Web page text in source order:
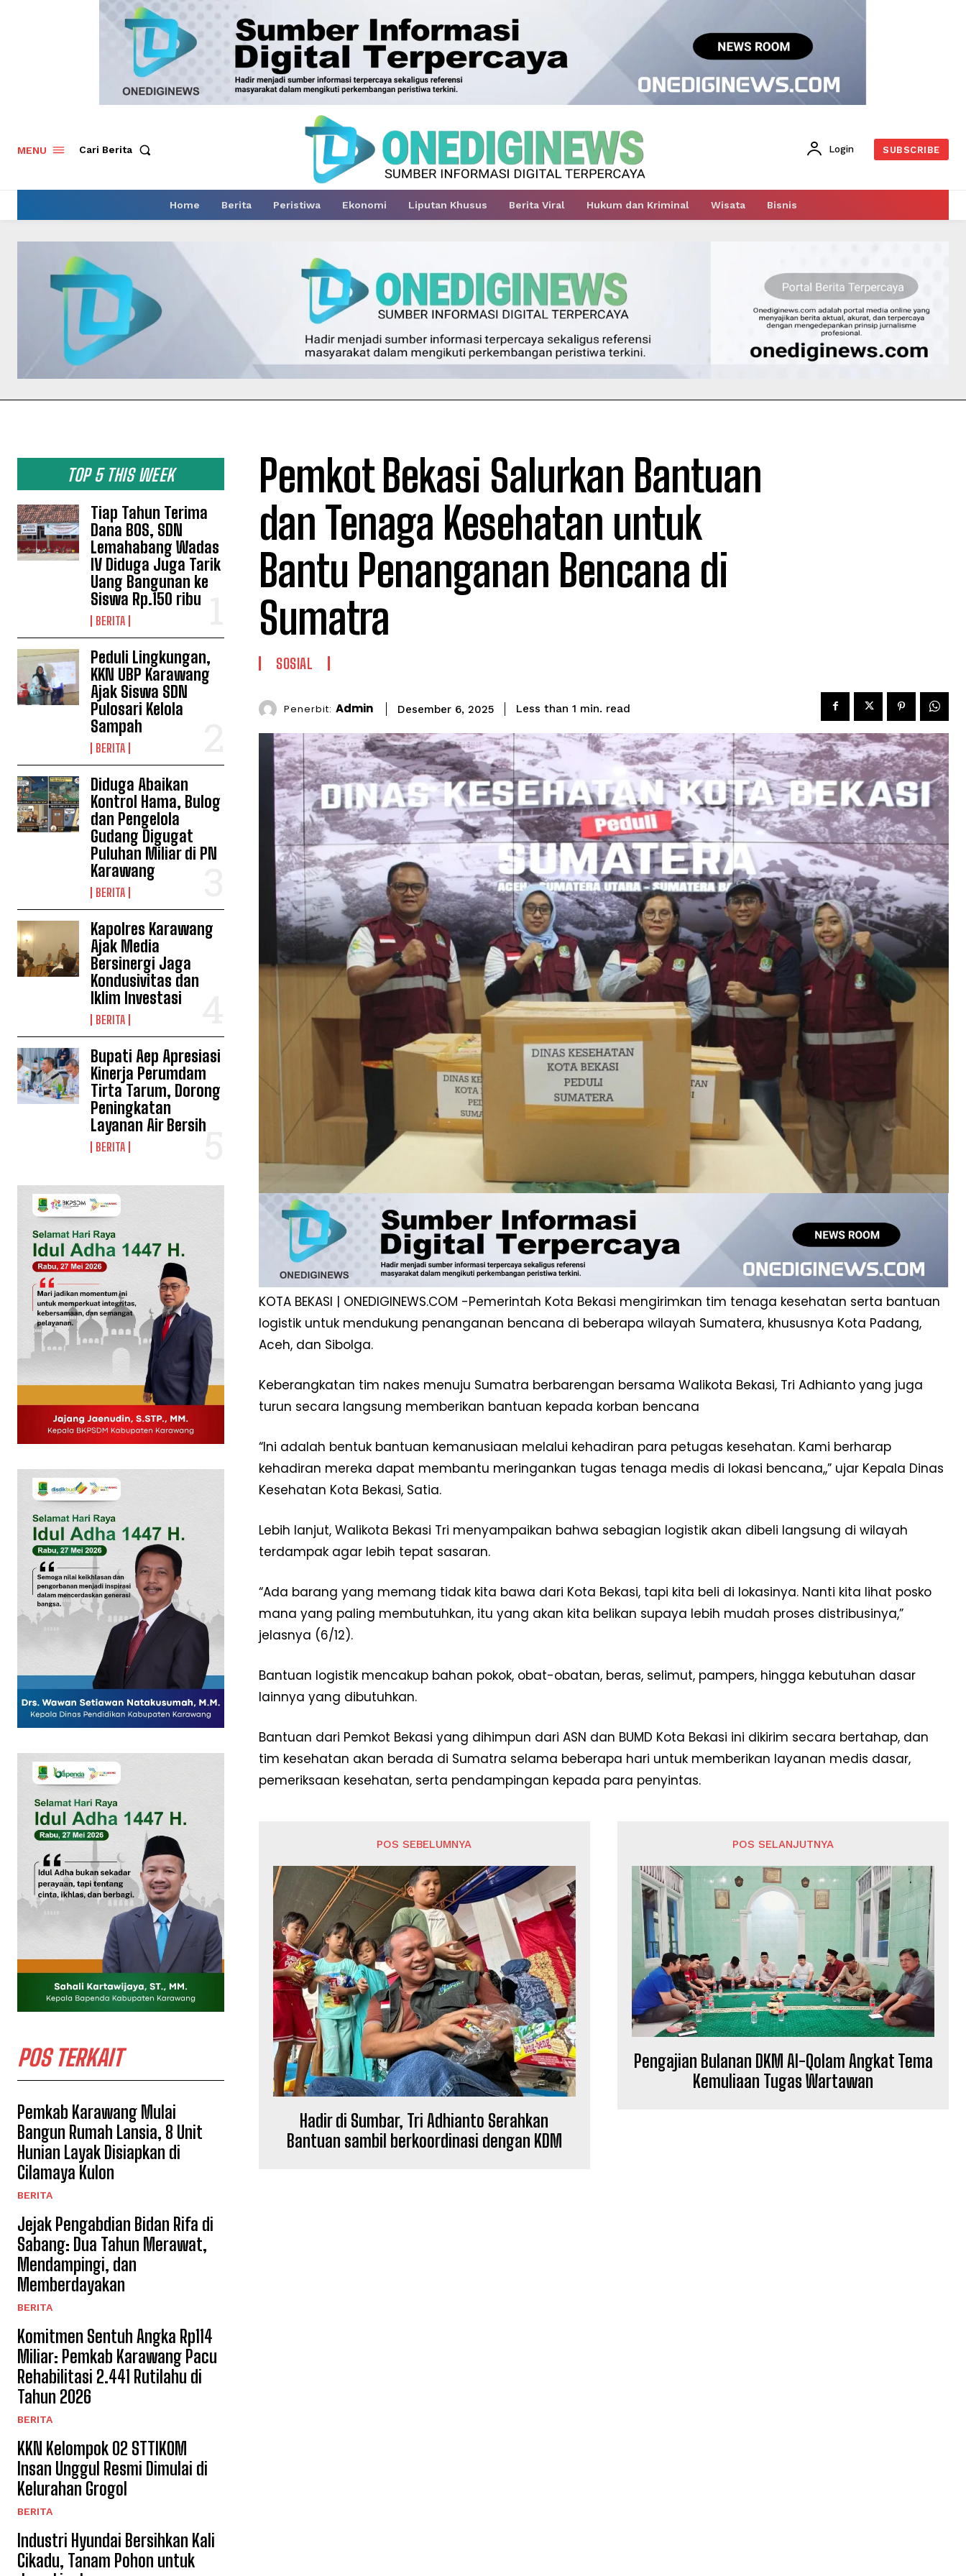
Company
Kontak Kami
Redaksi
Indeks Berita
MENU Cari Berita Login SUBSCRIBE
Home Berita Peristiwa Ekonomi Liputan Khusus Berita Viral Hukum dan Kriminal Wisata Bisnis
TOP 5 THIS WEEK
Tiap Tahun Terima
Dana BOS, SDN
Lemahabang Wadas
IV Diduga Juga Tarik
Uang Bangunan ke
Siswa Rp.150 ribu
BERITA
Peduli Lingkungan,
KKN UBP Karawang
Ajak Siswa SDN
Pulosari Kelola
Sampah
BERITA
Diduga Abaikan
Kontrol Hama, Bulog
dan Pengelola
Gudang Digugat
Puluhan Miliar di PN
Karawang
BERITA
Kapolres Karawang
Ajak Media
Bersinergi Jaga
Kondusivitas dan
Iklim Investasi
BERITA
Bupati Aep Apresiasi
Kinerja Perumdam
Tirta Tarum, Dorong
Peningkatan
Layanan Air Bersih
BERITA
POS TERKAIT
Pemkab Karawang Mulai
Bangun Rumah Lansia, 8 Unit
Hunian Layak Disiapkan di
Cilamaya Kulon
BERITA
Jejak Pengabdian Bidan Rifa di
Sabang: Dua Tahun Merawat,
Mendampingi, dan
Memberdayakan
BERITA
Komitmen Sentuh Angka Rp114
Miliar: Pemkab Karawang Pacu
Rehabilitasi 2.441 Rutilahu di
Tahun 2026
BERITA
KKN Kelompok 02 STTIKOM
Insan Unggul Resmi Dimulai di
Kelurahan Grogol
BERITA
Industri Hyundai Bersihkan Kali
Cikadu, Tanam Pohon untuk
Pemkot Bekasi Salurkan Bantuan
dan Tenaga Kesehatan untuk
Bantu Penanganan Bencana di
Sumatra
SOSIAL
Penerbit: Admin Desember 6, 2025 Less than 1 min. read
KOTA BEKASI | ONEDIGINEWS.COM -Pemerintah Kota Bekasi mengirimkan tim tenaga kesehatan serta bantuan
logistik untuk mendukung penanganan bencana di beberapa wilayah Sumatera, khususnya Kota Padang,
Aceh, dan Sibolga.
Keberangkatan tim nakes menuju Sumatra berbarengan bersama Walikota Bekasi, Tri Adhianto yang juga
turun secara langsung memberikan bantuan kepada korban bencana
“Ini adalah bentuk bantuan kemanusiaan melalui kehadiran para petugas kesehatan. Kami berharap
kehadiran mereka dapat membantu meringankan tugas tenaga medis di lokasi bencana,,” ujar Kepala Dinas
Kesehatan Kota Bekasi, Satia.
Lebih lanjut, Walikota Bekasi Tri menyampaikan bahwa sebagian logistik akan dibeli langsung di wilayah
terdampak agar lebih tepat sasaran.
“Ada barang yang memang tidak kita bawa dari Kota Bekasi, tapi kita beli di lokasinya. Nanti kita lihat posko
mana yang paling membutuhkan, itu yang akan kita belikan supaya lebih mudah proses distribusinya,”
jelasnya (6/12).
Bantuan logistik mencakup bahan pokok, obat-obatan, beras, selimut, pampers, hingga kebutuhan dasar
lainnya yang dibutuhkan.
Bantuan dari Pemkot Bekasi yang dihimpun dari ASN dan BUMD Kota Bekasi ini dikirim secara bertahap, dan
tim kesehatan akan berada di Sumatra selama beberapa hari untuk memberikan layanan medis dasar,
pemeriksaan kesehatan, serta pendampingan kepada para penyintas.
POS SEBELUMNYA
Hadir di Sumbar, Tri Adhianto Serahkan
Bantuan sambil berkoordinasi dengan KDM
POS SELANJUTNYA
Pengajian Bulanan DKM Al-Qolam Angkat Tema
Kemuliaan Tugas Wartawan